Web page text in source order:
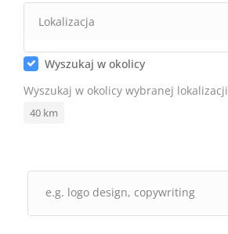
Wyszukaj w okolicy
Wyszukaj w okolicy wybranej lokalizacji
40 km